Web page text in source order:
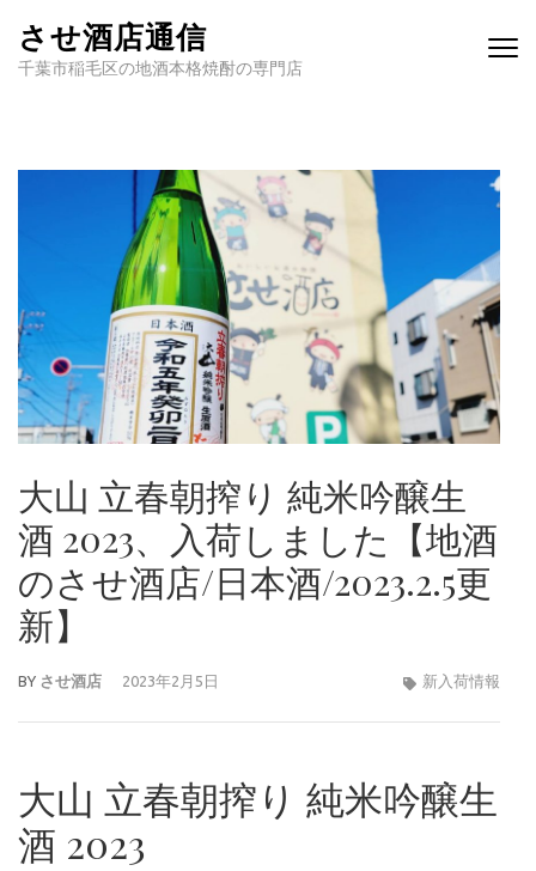
させ酒店通信
千葉市稲毛区の地酒本格焼酎の専門店
大山 立春朝搾り 純米吟醸生
酒 2023、入荷しました【地酒
のさせ酒店/日本酒/2023.2.5更
新】
BY させ酒店 2023年2月5日 新入荷情報
大山 立春朝搾り 純米吟醸生
酒 2023